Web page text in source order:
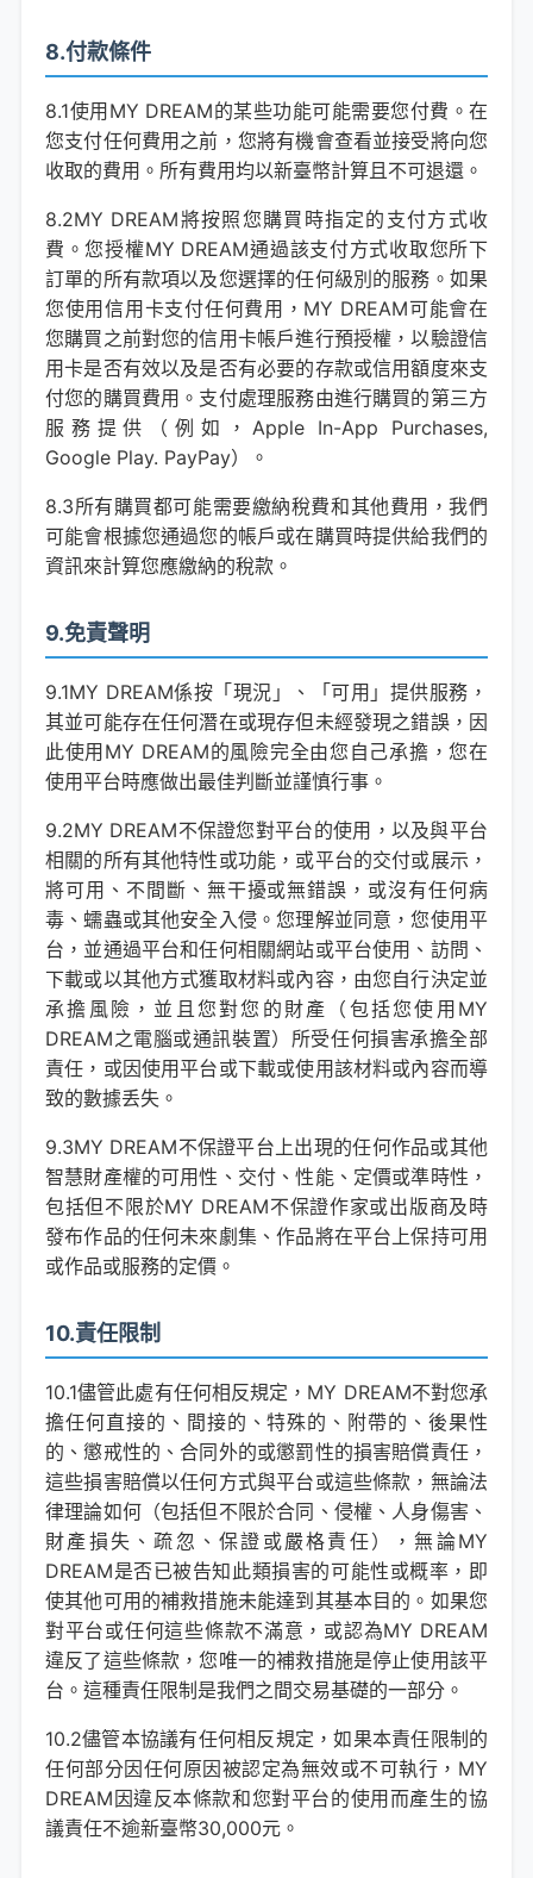
8.付款條件
8.1使用MY DREAM的某些功能可能需要您付費。在
您支付任何費用之前，您將有機會查看並接受將向您
收取的費用。所有費用均以新臺幣計算且不可退還。
8.2MY DREAM將按照您購買時指定的支付方式收
費。您授權MY DREAM通過該支付方式收取您所下
訂單的所有款項以及您選擇的任何級別的服務。如果
您使用信用卡支付任何費用，MY DREAM可能會在
您購買之前對您的信用卡帳戶進行預授權，以驗證信
用卡是否有效以及是否有必要的存款或信用額度來支
付您的購買費用。支付處理服務由進行購買的第三方
服務提供（例如，Apple In-App Purchases,
Google Play. PayPay）。
8.3所有購買都可能需要繳納稅費和其他費用，我們
可能會根據您通過您的帳戶或在購買時提供給我們的
資訊來計算您應繳納的稅款。
9.免責聲明
9.1MY DREAM係按「現況」、「可用」提供服務，
其並可能存在任何潛在或現存但未經發現之錯誤，因
此使用MY DREAM的風險完全由您自己承擔，您在
使用平台時應做出最佳判斷並謹慎行事。
9.2MY DREAM不保證您對平台的使用，以及與平台
相關的所有其他特性或功能，或平台的交付或展示，
將可用、不間斷、無干擾或無錯誤，或沒有任何病
毒、蠕蟲或其他安全入侵。您理解並同意，您使用平
台，並通過平台和任何相關網站或平台使用、訪問、
下載或以其他方式獲取材料或內容，由您自行決定並
承擔風險，並且您對您的財產（包括您使用MY
DREAM之電腦或通訊裝置）所受任何損害承擔全部
責任，或因使用平台或下載或使用該材料或內容而導
致的數據丢失。
9.3MY DREAM不保證平台上出現的任何作品或其他
智慧財產權的可用性、交付、性能、定價或準時性，
包括但不限於MY DREAM不保證作家或出版商及時
發布作品的任何未來劇集、作品將在平台上保持可用
或作品或服務的定價。
10.責任限制
10.1儘管此處有任何相反規定，MY DREAM不對您承
擔任何直接的、間接的、特殊的、附帶的、後果性
的、懲戒性的、合同外的或懲罰性的損害賠償責任，
這些損害賠償以任何方式與平台或這些條款，無論法
律理論如何（包括但不限於合同、侵權、人身傷害、
財產損失、疏忽、保證或嚴格責任），無論MY
DREAM是否已被告知此類損害的可能性或概率，即
使其他可用的補救措施未能達到其基本目的。如果您
對平台或任何這些條款不滿意，或認為MY DREAM
違反了這些條款，您唯一的補救措施是停止使用該平
台。這種責任限制是我們之間交易基礎的一部分。
10.2儘管本協議有任何相反規定，如果本責任限制的
任何部分因任何原因被認定為無效或不可執行，MY
DREAM因違反本條款和您對平台的使用而產生的協
議責任不逾新臺幣30,000元。